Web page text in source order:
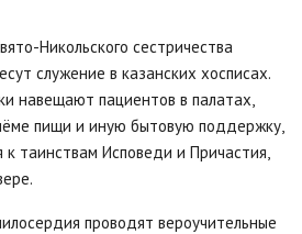
Никольского сестричества
служение в казанских хосписах.
навещают пациентов в палатах,
пищи и иную бытовую поддержку,
таинствам Исповеди и Причастия,
проводят вероучительные